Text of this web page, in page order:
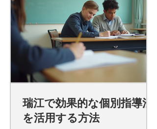
瑞江で効果的な個別指導法
を活用する方法